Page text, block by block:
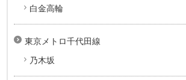
白金高輪
東京メトロ千代田線
乃木坂